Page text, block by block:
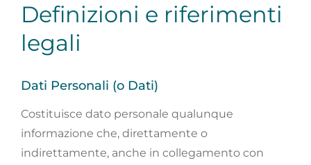
Definizioni e riferimenti
legali
Dati Personali (o Dati)
Costituisce dato personale qualunque
informazione che, direttamente o
indirettamente, anche in collegamento con